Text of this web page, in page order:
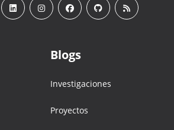
Blogs
Investigaciones
Proyectos